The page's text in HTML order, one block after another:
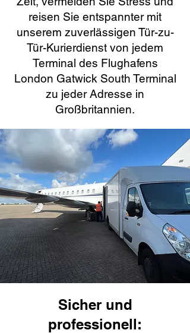
reisen Sie entspannter mit
unserem zuverlässigen Tür-zu-
Tür-Kurierdienst von jedem
Terminal des Flughafens
London Gatwick South Terminal
zu jeder Adresse in
Großbritannien.
Sicher und
professionell: